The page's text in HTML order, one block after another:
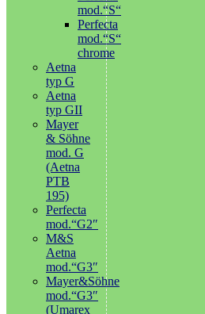
mod.“S“
Perfecta
mod.“S“
chrome
Aetna
typ G
Aetna
typ GII
Mayer
& Söhne
mod. G
(Aetna
PTB
195)
Perfecta
mod.“G2″
M&S
Aetna
mod.“G3″
Mayer&Söhne
mod.“G3″
(Umarex